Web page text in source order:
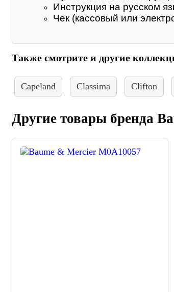
Инструкция на русском
Чек (кассовый или
Также смотрите и другие
Capeland Classima Clifton
Другие товары бренда